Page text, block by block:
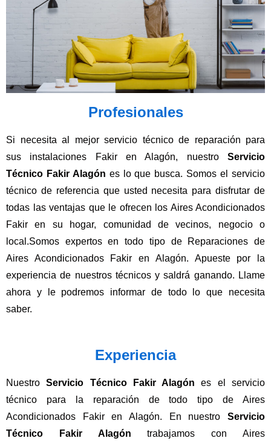
Profesionales
Si necesita al mejor servicio técnico de reparación para
sus instalaciones Fakir en Alagón, nuestro Servicio
Técnico Fakir Alagón es lo que busca. Somos el servicio
técnico de referencia que usted necesita para disfrutar de
todas las ventajas que le ofrecen los Aires Acondicionados
Fakir en su hogar, comunidad de vecinos, negocio o
local.Somos expertos en todo tipo de Reparaciones de
Aires Acondicionados Fakir en Alagón. Apueste por la
experiencia de nuestros técnicos y saldrá ganando. Llame
ahora y le podremos informar de todo lo que necesita
saber.
Experiencia
NuestroServicio Técnico Fakir Alagón es el servicio
técnico para la reparación de todo tipo de Aires
Acondicionados Fakir en Alagón. En nuestro Servicio
Técnico Fakir Alagón trabajamos con Aires